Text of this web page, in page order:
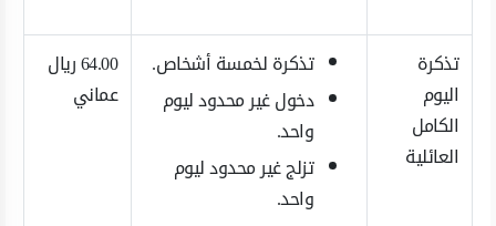
تذكرة
اليوم
الكامل
العائلية
تذكرة لخمسة أشخاص.
دخول غير محدود ليوم
واحد.
تزلج غير محدود ليوم
واحد.
64.00 ريال
عماني